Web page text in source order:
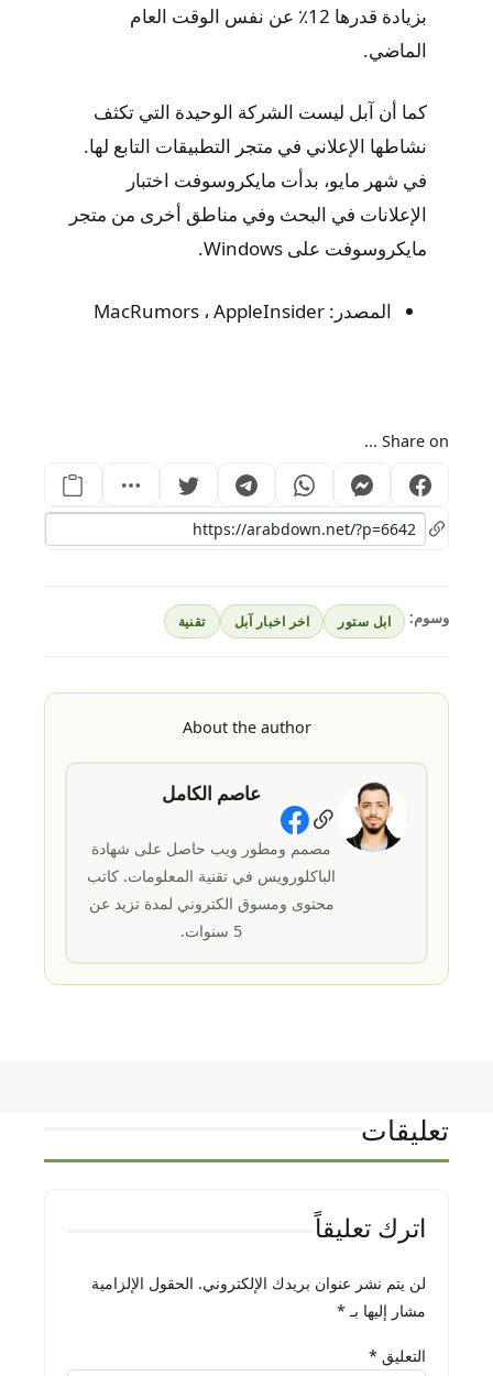
بزيادة قدرها 12٪ عن نفس الوقت العام
الماضي.
كما أن آبل ليست الشركة الوحيدة التي تكثف
نشاطها الإعلاني في متجر التطبيقات التابع لها.
في شهر مايو، بدأت مايكروسوفت اختبار
الإعلانات في البحث وفي مناطق أخرى من متجر
مايكروسوفت على Windows.
المصدر: MacRumors ، AppleInsider
Share on ...
وسوم: ابل ستور اخر اخبار آبل تقنية
About the author
عاصم الكامل
Social Links
مصمم ومطور ويب حاصل على شهادة
الباكلورويس في تقنية المعلومات. كاتب
محتوى ومسوق الكتروني لمدة تزيد عن
5 سنوات.
تعليقات
اترك تعليقاً
لن يتم نشر عنوان بريدك الإلكتروني. الحقول الإلزامية
مشار إليها بـ *
التعليق *